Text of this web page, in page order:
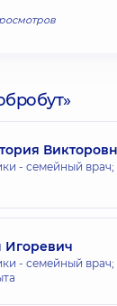
- семейный
Игоревич
- семейный врач;